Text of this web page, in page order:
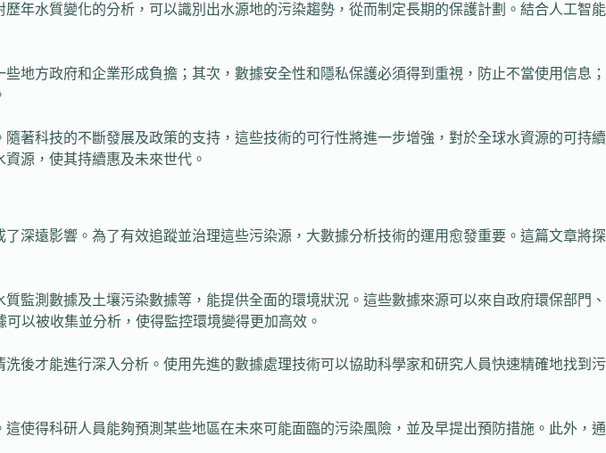
年水質變化的分析，可以識別出水源地的污染趨勢，從而制定長期的保護計劃。結合人工智能
地方政府和企業形成負擔；其次，數據安全性和隱私保護必須得到重視，防止不當使用信息；
著科技的不斷發展及政策的支持，這些技術的可行性將進一步增強，對於全球水資源的可持續
源，使其持續惠及未來世代。
深遠影響。為了有效追蹤並治理這些污染源，大數據分析技術的運用愈發重要。這篇文章將探
監測數據及土壤污染數據等，能提供全面的環境狀況。這些數據來源可以來自政府環保部門、
以被收集並分析，使得監控環境變得更加高效。
後才能進行深入分析。使用先進的數據處理技術可以協助科學家和研究人員快速精確地找到污
使得科研人員能夠預測某些地區在未來可能面臨的污染風險，並及早提出預防措施。此外，通